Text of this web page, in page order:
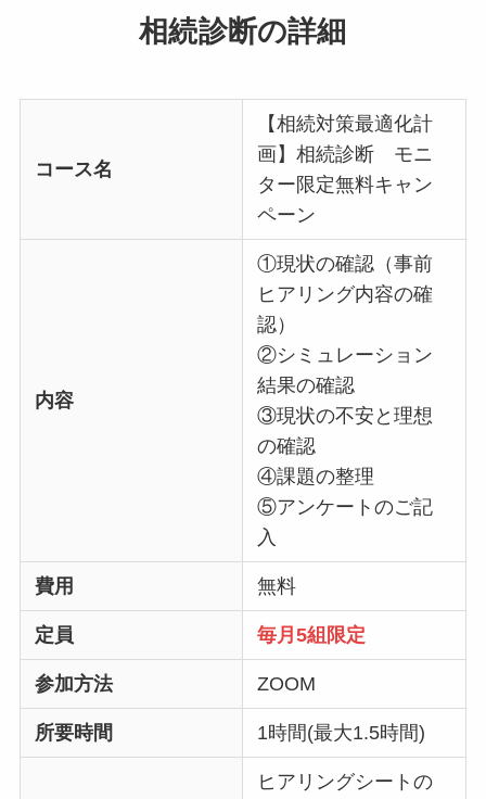
相続診断の詳細
コース名
【相続対策最適化計
画】相続診断 モニ
ター限定無料キャン
ペーン
内容
①現状の確認（事前
ヒアリング内容の確
認）
②シミュレーション
結果の確認
③現状の不安と理想
の確認
④課題の整理
⑤アンケートのご記
入
費用 無料
定員 毎月5組限定
参加方法 ZOOM
所要時間 1時間(最大1.5時間)
ヒアリングシートの